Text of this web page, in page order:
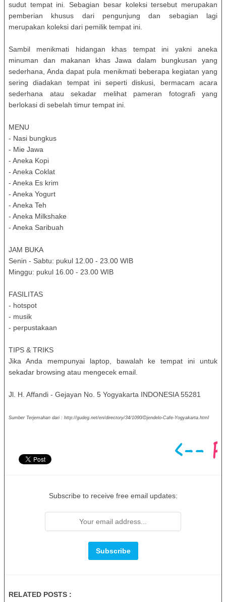
sudut tempat ini. Sebagian besar koleksi tersebut merupakan
pemberian khusus dari pengunjung dan sebagian lagi
merupakan koleksi dari pemilik tempat ini.
Sambil menikmati hidangan khas tempat ini yakni aneka
minuman dan makanan khas Jawa dalam bungkusan yang
sederhana, Anda dapat pula menikmati beberapa kegiatan yang
sering diadakan tempat ini seperti diskusi, bermacam acara
sederhana atau sekadar melihat pameran fotografi yang
berlokasi di sebelah timur tempat ini.
MENU
- Nasi bungkus
- Mie Jawa
- Aneka Kopi
- Aneka Coklat
- Aneka Es krim
- Aneka Yogurt
- Aneka Teh
- Aneka Milkshake
- Aneka Saribuah
JAM BUKA
Senin - Sabtu: pukul 12.00 - 23.00 WIB
Minggu: pukul 16.00 - 23.00 WIB
FASILITAS
- hotspot
- musik
- perpustakaan
TIPS & TRIKS
Jika Anda mempunyai laptop, bawalah ke tempat ini untuk
sekadar browsing atau mengecek email.
Jl. H. Affandi - Gejayan No. 5 Yogyakarta INDONESIA 55281
Sumber Terjemahan dari : http://gudeg.net/en/directory/34/1090/Djendelo-Cafe-Yogyakarta.html
Subscribe to receive free email updates:
RELATED POSTS :